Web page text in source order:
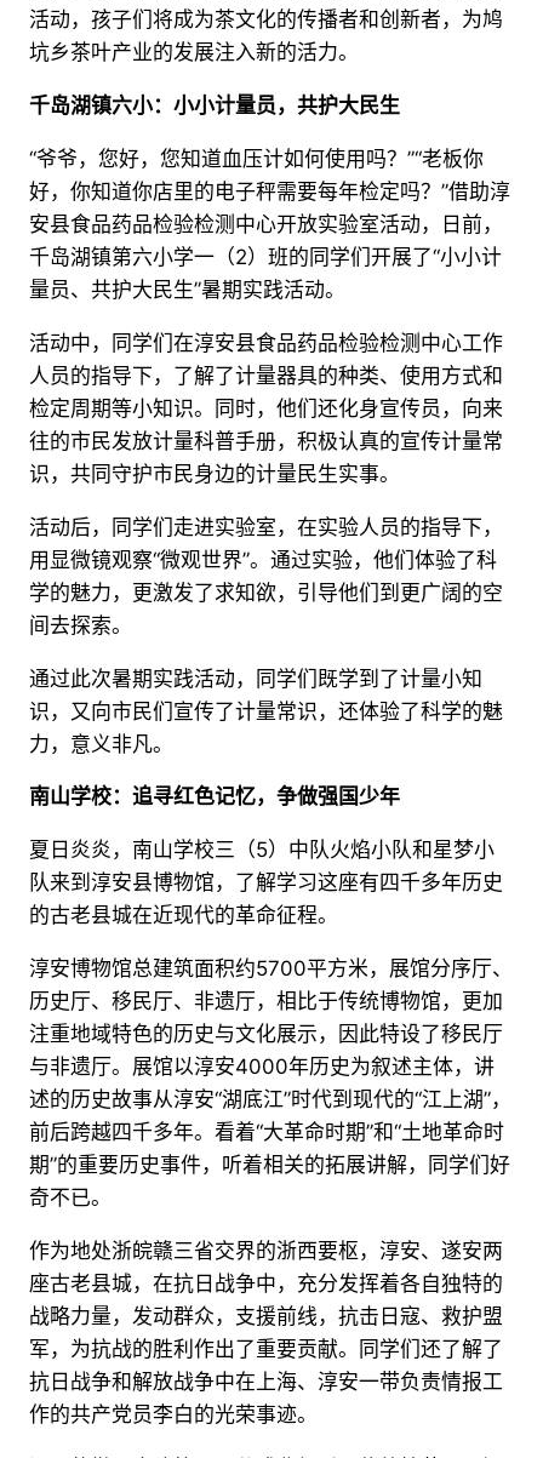
活动，孩子们将成为茶文化的传播者和创新者，为鸠
坑乡茶叶产业的发展注入新的活力。
千岛湖镇六小：小小计量员，共护大民生
“爷爷，您好，您知道血压计如何使用吗？”“老板你
好，你知道你店里的电子秤需要每年检定吗？”借助淳
安县食品药品检验检测中心开放实验室活动，日前，
千岛湖镇第六小学一（2）班的同学们开展了“小小计
量员、共护大民生”暑期实践活动。
活动中，同学们在淳安县食品药品检验检测中心工作
人员的指导下，了解了计量器具的种类、使用方式和
检定周期等小知识。同时，他们还化身宣传员，向来
往的市民发放计量科普手册，积极认真的宣传计量常
识，共同守护市民身边的计量民生实事。
活动后，同学们走进实验室，在实验人员的指导下，
用显微镜观察“微观世界”。通过实验，他们体验了科
学的魅力，更激发了求知欲，引导他们到更广阔的空
间去探索。
通过此次暑期实践活动，同学们既学到了计量小知
识，又向市民们宣传了计量常识，还体验了科学的魅
力，意义非凡。
南山学校：追寻红色记忆，争做强国少年
夏日炎炎，南山学校三（5）中队火焰小队和星梦小
队来到淳安县博物馆，了解学习这座有四千多年历史
的古老县城在近现代的革命征程。
淳安博物馆总建筑面积约5700平方米，展馆分序厅、
历史厅、移民厅、非遗厅，相比于传统博物馆，更加
注重地域特色的历史与文化展示，因此特设了移民厅
与非遗厅。展馆以淳安4000年历史为叙述主体，讲
述的历史故事从淳安“湖底江”时代到现代的“江上湖”，
前后跨越四千多年。看着“大革命时期”和“土地革命时
期”的重要历史事件，听着相关的拓展讲解，同学们好
奇不已。
作为地处浙皖赣三省交界的浙西要枢，淳安、遂安两
座古老县城，在抗日战争中，充分发挥着各自独特的
战略力量，发动群众，支援前线，抗击日寇、救护盟
军，为抗战的胜利作出了重要贡献。同学们还了解了
抗日战争和解放战争中在上海、淳安一带负责情报工
作的共产党员李白的光荣事迹。